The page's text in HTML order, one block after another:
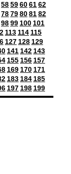
5859606162
7879808182
9899 100 101
113 114 115
127 128 129
141 142 143
155 156 157
169 170 171
183 184 185
197 198 199